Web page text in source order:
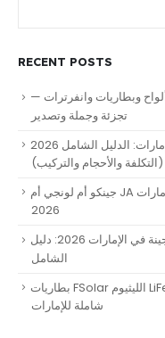
RECENT POSTS
وبطاريات وانفرترات —
تجزئة وجملة وتصدير
نظام الطاقة الشمسية خارج الشبكة في الإمارات: الدليل الشامل 2026
(التكلفة والأحجام والتركيب)
جينكو أم لونجي أم JA أم ترينا؟ أفضل ألواح الطاقة الشمسية للإمارات
2026
أفضل انفرترات الطاقة الشمسية الهجينة في الإمارات 2026: دليل FSolar
الشامل
بطاريات FSolar الليثيوم LiFePO4: أي موديل يناسب منزلك؟ مقارنة
شاملة للإمارات